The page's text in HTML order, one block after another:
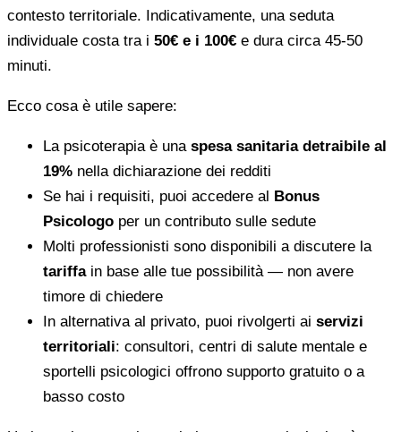
contesto territoriale. Indicativamente, una seduta
individuale costa tra i 50€ e i 100€ e dura circa 45-50
minuti.
Ecco cosa è utile sapere:
La psicoterapia è una spesa sanitaria detraibile al
19% nella dichiarazione dei redditi
Se hai i requisiti, puoi accedere al Bonus
Psicologo per un contributo sulle sedute
Molti professionisti sono disponibili a discutere la
tariffain base alle tue possibilità — non avere
timore di chiedere
In alternativa al privato, puoi rivolgerti ai servizi
territoriali: consultori, centri di salute mentale e
sportelli psicologici offrono supporto gratuito o a
basso costo